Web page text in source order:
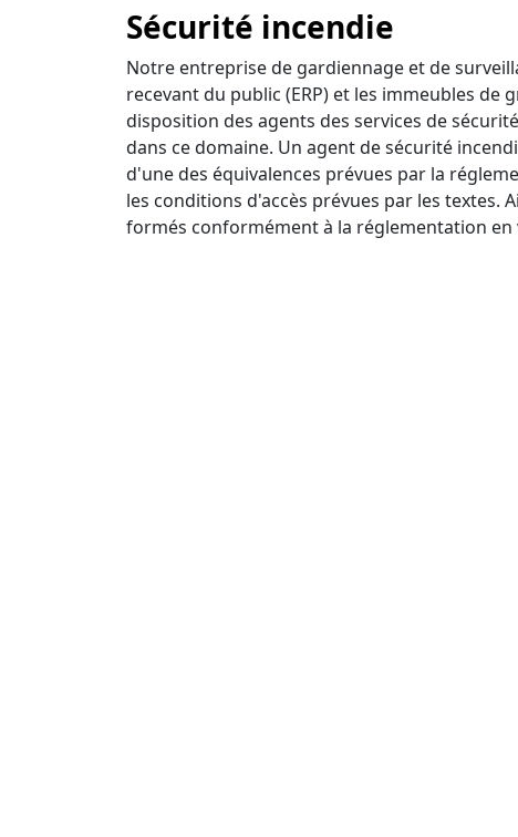
Sécurité incendie
Notre entreprise de gardiennage et de
recevant du public (ERP) et les immeubles
disposition des agents des services de
dans ce domaine. Un agent de sécurité
d'une des équivalences prévues par la
les conditions d'accès prévues par les textes.
formés conformément à la réglementation en